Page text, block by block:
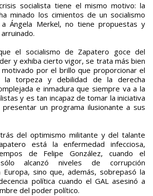
socialista tiene el mismo motivo: la
minado los cimientos de un socialismo
Ángela Merkel, no tiene propuestas y
el socialismo de Zapatero goce del
y exhiba cierto vigor, se trata más bien
por el brillo que proporcionar el
torpeza y debilidad de la derecha
e inmadura que siempre va a la
y es tan incapaz de tomar la iniciativa
un programa ilusionante a sus
del optimismo militante y del talante
está la enfermedad infecciosa,
de Felipe González, cuando el
alcanzó niveles de corrupción
Europa, sino que, además, sobrepasó la
política cuando el GAL asesinó a
del poder político.